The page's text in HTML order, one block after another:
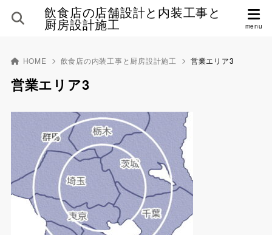
飲食店の店舗設計と内装工事と
厨房設計施工
HOME 飲食店の内装工事と厨房設計施工 営業エリア3
営業エリア3